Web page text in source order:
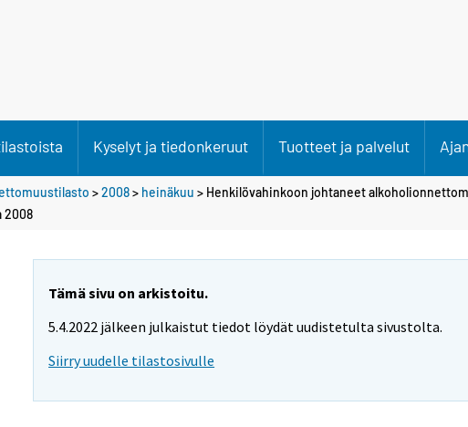
Kyselyt ja tiedonkeruut Tuotteet ja palvelut
>2008> heinäkuu > Henkilövahinkoon johtaneet
2008
Tämä sivu on arkistoitu.
5.4.2022 jälkeen julkaistut tiedot löydät uudistetulta sivustolta.
Siirry uudelle tilastosivulle